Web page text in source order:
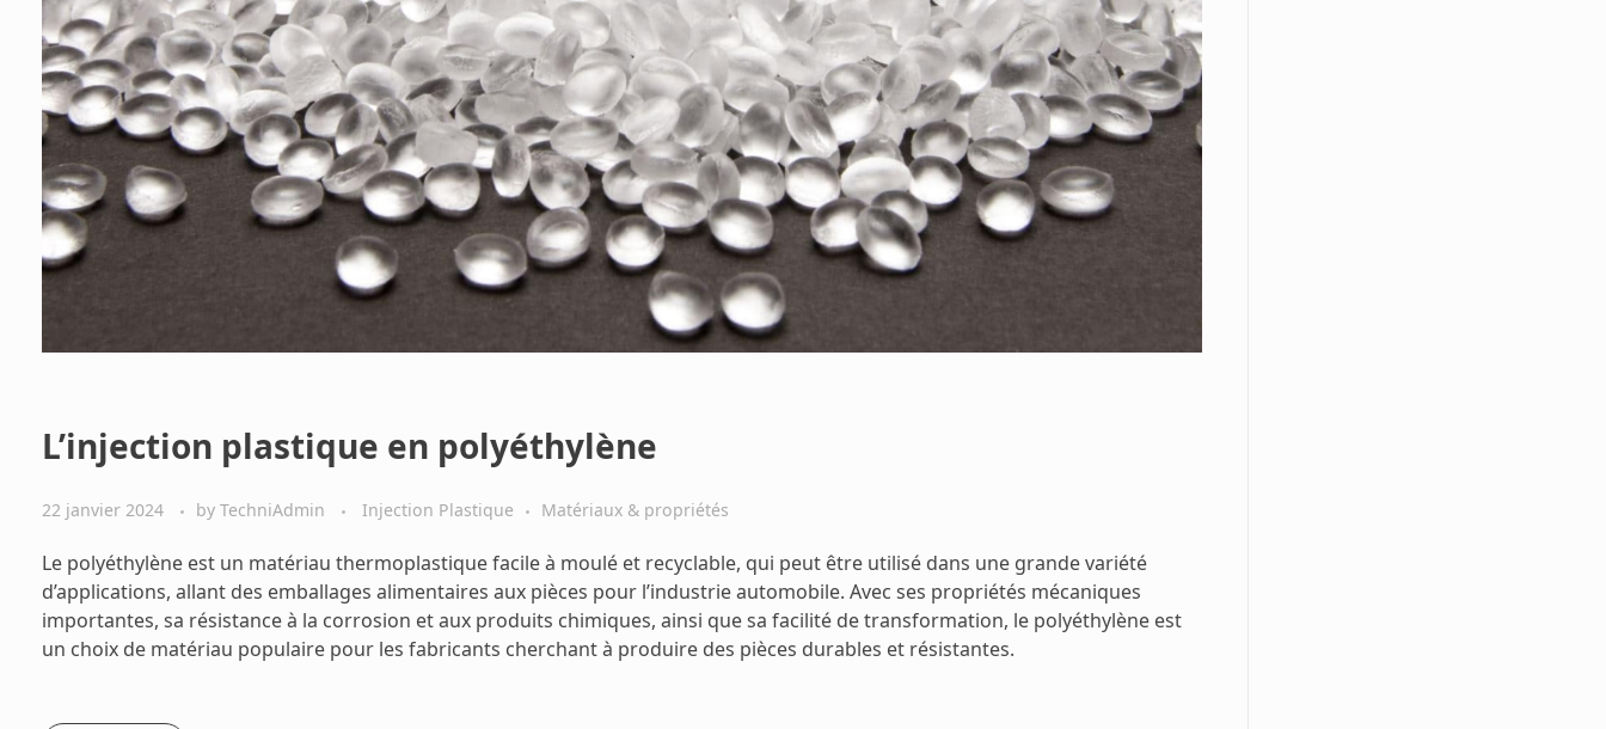
L’injection plastique en polyéthylène
22 janvier 2024 by TechniAdmin Injection Plastique Matériaux & propriétés
Le polyéthylène est un matériau thermoplastique facile à moulé et recyclable, qui peut être utilisé dans une grande variété
d’applications, allant des emballages alimentaires aux pièces pour l’industrie automobile. Avec ses propriétés mécaniques
importantes, sa résistance à la corrosion et aux produits chimiques, ainsi que sa facilité de transformation, le polyéthylène est
un choix de matériau populaire pour les fabricants cherchant à produire des pièces durables et résistantes.